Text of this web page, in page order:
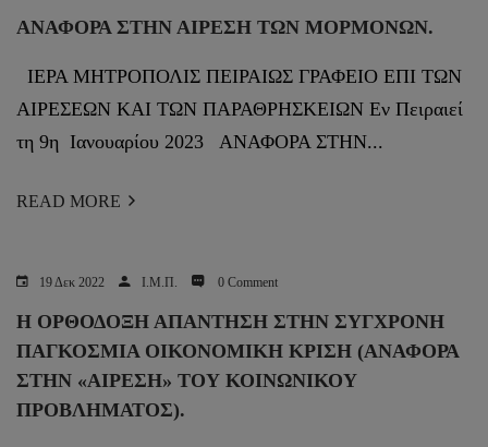
ΑΝΑΦΟΡΑ ΣΤΗΝ ΑΙΡΕΣΗ ΤΩΝ ΜΟΡΜΟΝΩΝ.
ΙΕΡΑ ΜΗΤΡΟΠΟΛΙΣ ΠΕΙΡΑΙΩΣ ΓΡΑΦΕΙΟ ΕΠΙ ΤΩΝ
ΑΙΡΕΣΕΩΝ ΚΑΙ ΤΩΝ ΠΑΡΑΘΡΗΣΚΕΙΩΝ Εν Πειραιεί
τη 9η Ιανουαρίου 2023 ΑΝΑΦΟΡΑ ΣΤΗΝ...
READ MORE
19 Δεκ 2022 Ι.Μ.Π. 0 Comment
Η ΟΡΘΟΔΟΞΗ ΑΠΑΝΤΗΣΗ ΣΤΗΝ ΣΥΓΧΡΟΝΗ
ΠΑΓΚΟΣΜΙΑ ΟΙΚΟΝΟΜΙΚΗ ΚΡΙΣΗ (ΑΝΑΦΟΡΆ
ΣΤΗΝ «ΑΊΡΕΣΗ» ΤΟΥ ΚΟΙΝΩΝΙΚΟΎ
ΠΡΟΒΛΉΜΑΤΟΣ).